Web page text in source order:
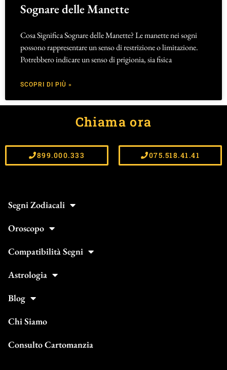
Sognare delle Manette
Cosa Significa Sognare delle Manette? Le manette nei sogni
possono rappresentare un senso di restrizione o limitazione.
Potrebbero indicare un senso di prigionia, sia fisica
SCOPRI DI PIÙ »
Chiama ora
899.000.333 075.518.41.41
Segni Zodiacali
Oroscopo
Compatibilità Segni
Astrologia
Blog
Chi Siamo
Consulto Cartomanzia